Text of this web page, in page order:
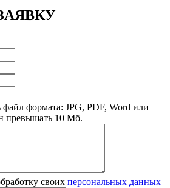
формата: JPG, PDF, Word или
превышать 10 Мб.
своих персональных данных